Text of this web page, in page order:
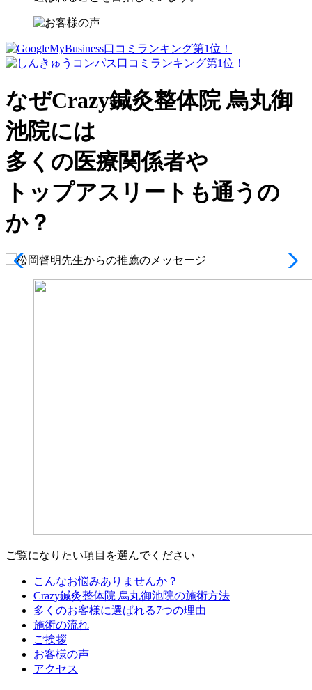
なぜCrazy鍼灸整体院 烏丸御
池院には
多くの医療関係者や
トップアスリート も通うの
か？
ご覧になりたい項目を選んでください
こんなお悩みありませんか？
Crazy鍼灸整体院 烏丸御池院の施術方法
多くのお客様に選ばれる7つの理由
施術の流れ
ご挨拶
お客様の声
アクセス